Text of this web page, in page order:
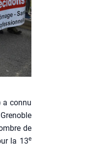
a connu
de
la 13e